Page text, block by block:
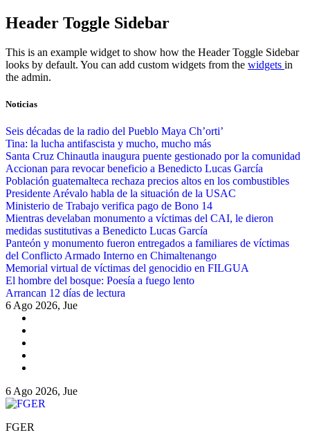
Skip
to
Header Toggle Sidebar
This is an example widget to show how the Header Toggle Sidebar
looks by default. You can add custom widgets from the widgets in
the admin.
Noticias
Seis décadas de la radio del Pueblo Maya Ch’orti’
Tina: la lucha antifascista y mucho, mucho más
Santa Cruz Chinautla inaugura puente gestionado por la comunidad
Accionan para revocar beneficio a Benedicto Lucas García
Población guatemalteca rechaza precios altos en los combustibles
Presidente Arévalo habla de la situación de la USAC
Ministerio de Trabajo verifica pago de Bono 14
Mientras develaban monumento a víctimas del CAI, le dieron
medidas sustitutivas a Benedicto Lucas García
Panteón y monumento fueron entregados a familiares de víctimas
del Conflicto Armado Interno en Chimaltenango
Memorial virtual de víctimas del genocidio en FILGUA
El hombre del bosque: Poesía a fuego lento
Arrancan 12 días de lectura
6 Ago 2026, Jue
6 Ago 2026, Jue
FGER